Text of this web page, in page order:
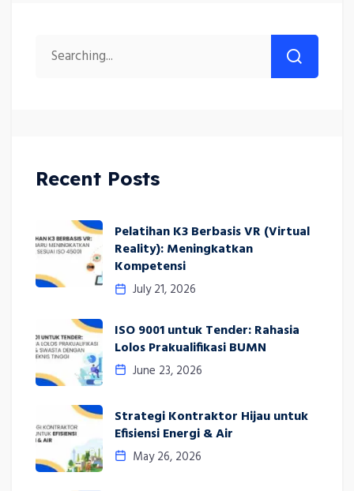
Recent Posts
Pelatihan K3 Berbasis VR (Virtual
Reality): Meningkatkan
Kompetensi
July 21, 2026
ISO 9001 untuk Tender: Rahasia
Lolos Prakualifikasi BUMN
June 23, 2026
Strategi Kontraktor Hijau untuk
Efisiensi Energi & Air
May 26, 2026